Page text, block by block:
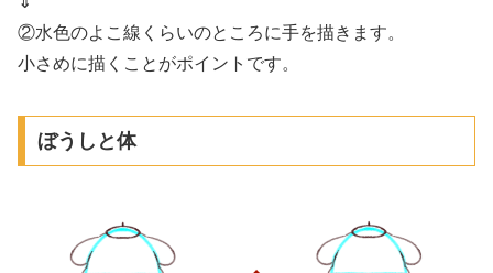
②水色のよこ線くらいのところに手を描きます。
小さめに描くことがポイントです。
ぼうしと体